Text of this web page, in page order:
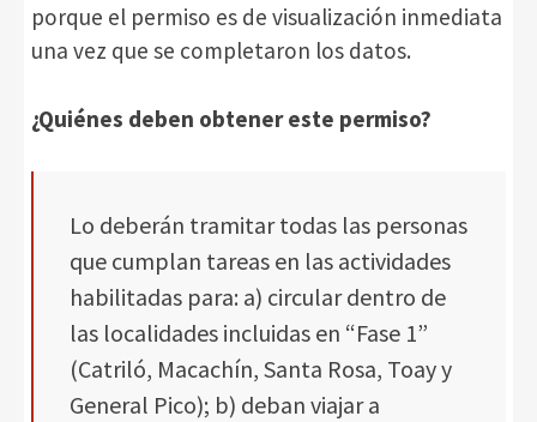
porque el permiso es de visualización inmediata
una vez que se completaron los datos.
¿Quiénes deben obtener este permiso?
Lo deberán tramitar todas las personas
que cumplan tareas en las actividades
habilitadas para: a) circular dentro de
las localidades incluidas en “Fase 1”
(Catriló, Macachín, Santa Rosa, Toay y
General Pico); b) deban viajar a